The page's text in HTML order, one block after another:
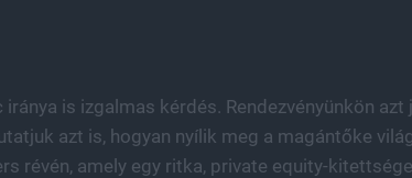
is izgalmas kérdés. Rendezvényünkön azt
azt is, hogyan nyílik meg a magántőke
révén, amely egy ritka, private equity-